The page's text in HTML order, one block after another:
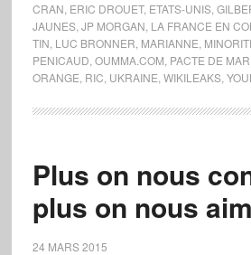
CRAN ERIC DROUET, ETATS-UNIS,
JAUNES, JP MORGAN LA FRANCE EN
TIN LUC BRONNER MARIANNE
PENICAUD OUMMA.COM PACTE DE
ORANGE RIC UKRAINE WIKILEAKS,
Plus on nous
plus on nous
24 MARS 2015